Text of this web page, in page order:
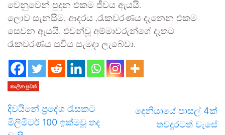
වෙනුවෙන් පුදන එකම ජීවය ඇයයි.
ලොව සැනසීම, ආදරය ,රැකවරණය දැනෙන එකම
සෙවන ඇයයි. එවන්වූ අම්මාවරුන්ගේ දෑතට
රැකවරණය සවිය සැමදා ලැබේවා.
කාලීන පුවත්
දිවයිනේ ප්‍රදේශ රැසකට
මිලිමීටර් 100 ඉක්මවූ තද
දෙනියායේ පාසල් 4ක්
තවදුරටත් වැසේ